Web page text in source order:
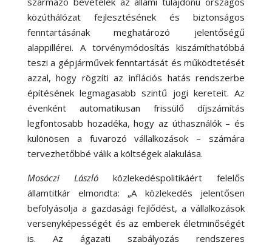
közúthálózat fejlesztésének és biztonságos
fenntartásának meghatározó jelentőségű
alappillérei. A törvénymódosítás kiszámíthatóbbá
teszi a gépjárművek fenntartását és működtetését
azzal, hogy rögzíti az inflációs hatás rendszerbe
építésének legmagasabb szintű jogi kereteit. Az
évenként automatikusan frissülő díjszámítás
legfontosabb hozadéka, hogy az úthasználók – és
különösen a fuvarozó vállalkozások – számára
tervezhetőbbé válik a költségek alakulása.
Mosóczi Lászlóközlekedéspolitikáért felelős
államtitkár elmondta: „A közlekedés jelentősen
befolyásolja a gazdasági fejlődést, a vállalkozások
versenyképességét és az emberek életminőségét
is. Az ágazati szabályozás rendszeres